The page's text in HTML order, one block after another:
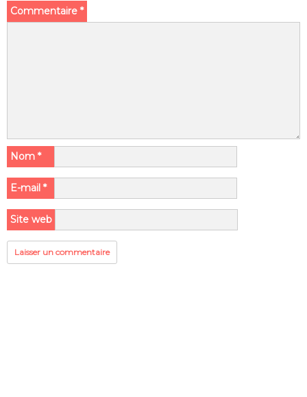
Commentaire *
Nom *
E-mail *
Site web